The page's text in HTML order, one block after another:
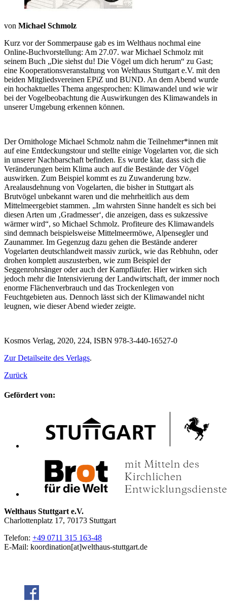
von Michael Schmolz
Kurz vor der Sommerpause gab es im Welthaus nochmal eine
Online-Buchvorstellung: Am 27.07. war Michael Schmolz mit
seinem Buch „Die siehst du! Die Vögel um dich herum“ zu Gast;
eine Kooperationsveranstaltung von Welthaus Stuttgart e.V. mit den
beiden Mitgliedsvereinen EPiZ und BUND. An dem Abend wurde
ein hochaktuelles Thema angesprochen: Klimawandel und wie wir
bei der Vogelbeobachtung die Auswirkungen des Klimawandels in
unserer Umgebung erkennen können.
Der Ornithologe Michael Schmolz nahm die Teilnehmer*innen mit
auf eine Entdeckungstour und stellte einige Vogelarten vor, die sich
in unserer Nachbarschaft befinden. Es wurde klar, dass sich die
Veränderungen beim Klima auch auf die Bestände der Vögel
auswirken. Zum Beispiel kommt es zu Zuwanderung bzw.
Arealausdehnung von Vogelarten, die bisher in Stuttgart als
Brutvögel unbekannt waren und die mehrheitlich aus dem
Mittelmeergebiet stammen. „Im wahrsten Sinne handelt es sich bei
diesen Arten um ‚Gradmesser‘, die anzeigen, dass es sukzessive
wärmer wird“, so Michael Schmolz. Profiteure des Klimawandels
sind demnach beispielsweise Mittelmeermöwe, Alpensegler und
Zaunammer. Im Gegenzug dazu gehen die Bestände anderer
Vogelarten deutschlandweit massiv zurück, wie das Rebhuhn, oder
drohen komplett auszusterben, wie zum Beispiel der
Seggenrohrsänger oder auch der Kampfläufer. Hier wirken sich
jedoch mehr die Intensivierung der Landwirtschaft, der immer noch
enorme Flächenverbrauch und das Trockenlegen von
Feuchtgebieten aus. Dennoch lässt sich der Klimawandel nicht
leugnen, wie dieser Abend wieder zeigte.
Kosmos Verlag, 2020, 224, ISBN 978-3-440-16527-0
Zur Detailseite des Verlags.
Zurück
Gefördert von:
Welthaus Stuttgart e.V.
Charlottenplatz 17, 70173 Stuttgart
Telefon: +49 0711 315 163-48
E-Mail: koordination[at]welthaus-stuttgart.de